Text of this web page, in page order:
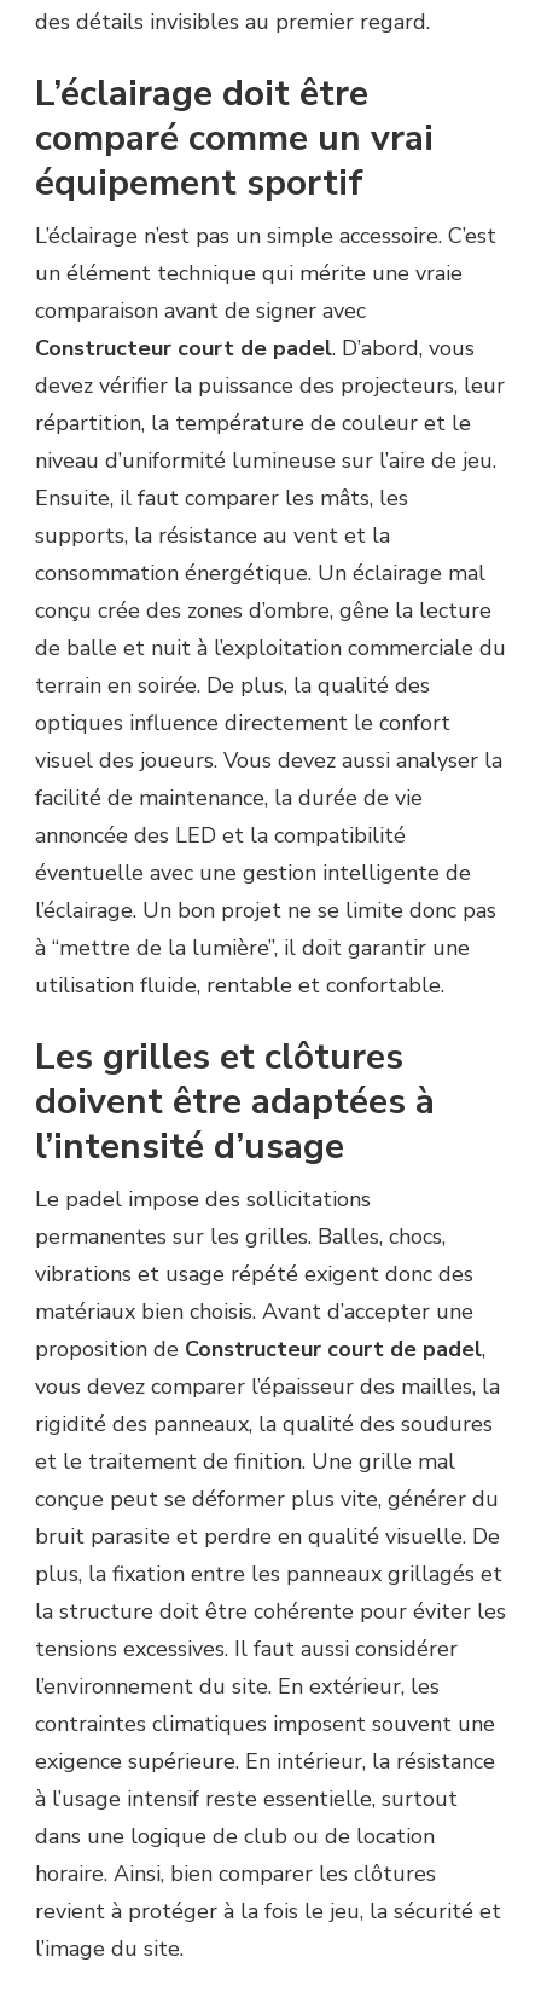
des détails invisibles au premier regard.
L’éclairage doit être
comparé comme un vrai
équipement sportif
L’éclairage n’est pas un simple accessoire. C’est
un élément technique qui mérite une vraie
comparaison avant de signer avec
Constructeur court de padel. D’abord, vous
devez vérifier la puissance des projecteurs, leur
répartition, la température de couleur et le
niveau d’uniformité lumineuse sur l’aire de jeu.
Ensuite, il faut comparer les mâts, les
supports, la résistance au vent et la
consommation énergétique. Un éclairage mal
conçu crée des zones d’ombre, gêne la lecture
de balle et nuit à l’exploitation commerciale du
terrain en soirée. De plus, la qualité des
optiques influence directement le confort
visuel des joueurs. Vous devez aussi analyser la
facilité de maintenance, la durée de vie
annoncée des LED et la compatibilité
éventuelle avec une gestion intelligente de
l’éclairage. Un bon projet ne se limite donc pas
à “mettre de la lumière”, il doit garantir une
utilisation fluide, rentable et confortable.
Les grilles et clôtures
doivent être adaptées à
l’intensité d’usage
Le padel impose des sollicitations
permanentes sur les grilles. Balles, chocs,
vibrations et usage répété exigent donc des
matériaux bien choisis. Avant d’accepter une
proposition de Constructeur court de padel,
vous devez comparer l’épaisseur des mailles, la
rigidité des panneaux, la qualité des soudures
et le traitement de finition. Une grille mal
conçue peut se déformer plus vite, générer du
bruit parasite et perdre en qualité visuelle. De
plus, la fixation entre les panneaux grillagés et
la structure doit être cohérente pour éviter les
tensions excessives. Il faut aussi considérer
l’environnement du site. En extérieur, les
contraintes climatiques imposent souvent une
exigence supérieure. En intérieur, la résistance
à l’usage intensif reste essentielle, surtout
dans une logique de club ou de location
horaire. Ainsi, bien comparer les clôtures
revient à protéger à la fois le jeu, la sécurité et
l’image du site.